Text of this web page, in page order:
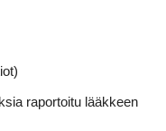
raportoitu lääkkeen